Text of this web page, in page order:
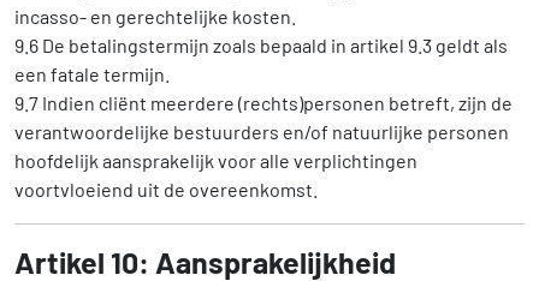
incasso- en gerechtelijke kosten.
9.6 De betalingstermijn zoals bepaald in artikel 9.3 geldt als
een fatale termijn.
9.7 Indien cliënt meerdere (rechts)personen betreft, zijn de
verantwoordelijke bestuurders en/of natuurlijke personen
hoofdelijk aansprakelijk voor alle verplichtingen
voortvloeiend uit de overeenkomst.
Artikel 10: Aansprakelijkheid